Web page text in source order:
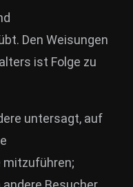
Den Weisungen
ist Folge zu
untersagt, auf
mitzuführen;